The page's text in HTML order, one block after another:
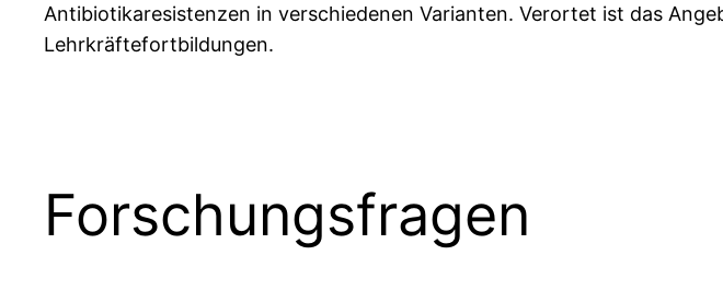
Antibiotikaresistenzen in verschiedenen Varianten. Verortet ist das
Lehrkräftefortbildungen.
Forschungsfragen